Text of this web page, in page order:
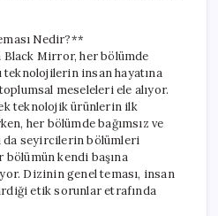
Nedir?**
Mirror, her bölümde
insan hayatına
meseleleri ele alıyor.
teknolojik ürünlerin ilk
her bölümde bağımsız ve
da seyircilerin bölümleri
bölümün kendi başına
Dizinin genel teması, insan
etik sorunlar etrafında